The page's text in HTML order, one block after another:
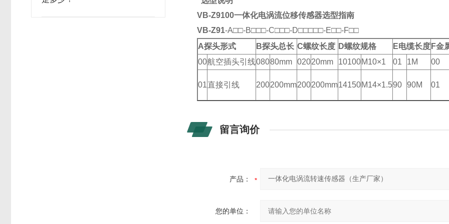
VB-Z9100一体化电涡流位移传感器选型指南
VB-Z91-A□□-B□□□-C□□□-D□□□□□-E□□-F□□
A探头形式 B探头总长 C螺纹长度 D螺纹规格 E电缆长度 F金
00航空插头引线08080mm 02020mm 10100M10×1 01 1M 00
01直接引线 200200mm200200mm14150M14×1.590 90M 01
留言询价
产品：
您的单位：